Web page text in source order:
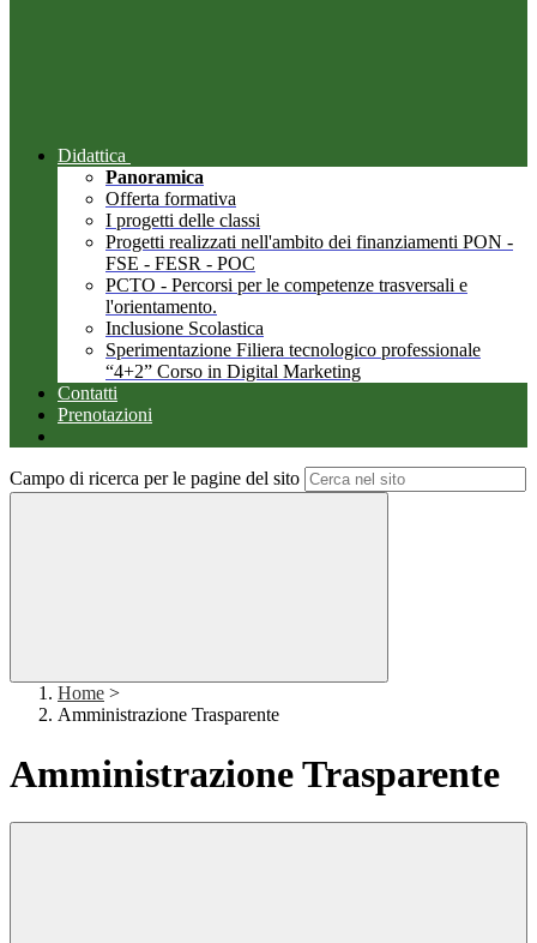
Didattica
Panoramica
Offerta formativa
I progetti delle classi
Progetti realizzati nell'ambito dei finanziamenti PON -
FSE - FESR - POC
PCTO - Percorsi per le competenze trasversali e
l'orientamento.
Inclusione Scolastica
Sperimentazione Filiera tecnologico professionale
“4+2” Corso in Digital Marketing
Contatti
Prenotazioni
Campo di ricerca per le pagine del sito
Home >
Amministrazione Trasparente
Amministrazione Trasparente